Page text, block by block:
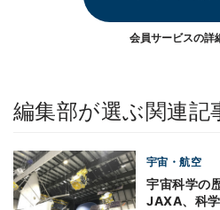
会員サービスの詳
編集部が選ぶ関連記
宇宙・航空
宇宙科学の
JAXA、科